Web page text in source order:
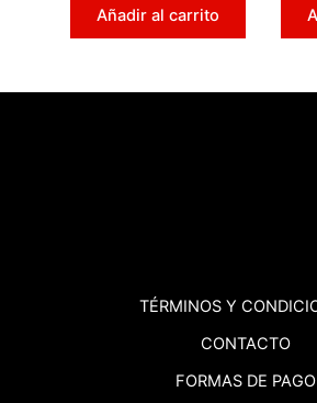
Añadir al carrito
TÉRMINOS Y
CONTACTO
FORMAS DE PAGO